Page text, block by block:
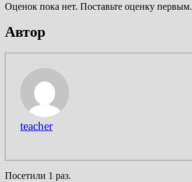
Оценок пока нет. Поставьте оценку первым.
Автор
teacher
Посетили 1 раз.